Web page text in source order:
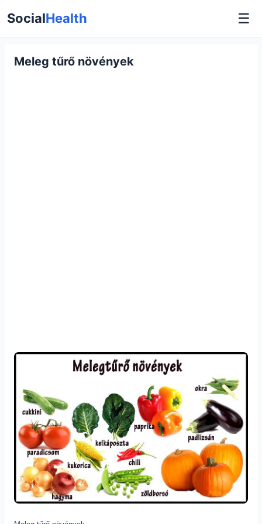
SocialHealth ☰
Meleg tűrő növények